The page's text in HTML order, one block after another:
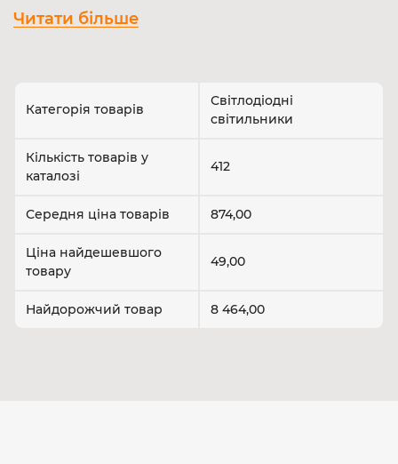
Основні переваги світлодіодних
Висока енергоефективність
LED-світильники споживаютьдо 90% менше
однаковому рівні освітлення.
Довгий термін служби
000 годин без зниження яскравості. Це у 10-25
разів більше, ніж у традиційних ламп.
Миттєвий запуск та стабільна робота
Жодного мерехтіння, нагрівання чи потреби в
прогріванні – LED запускаються миттєво та
Безпека та екологічність
Читати більше
Категорія товарів
Світлодіодні
світильники
Кількість товарів у
каталозі
412
Середня ціна товарів 874,00
Ціна найдешевшого
товару
49,00
Найдорожчий товар 8 464,00